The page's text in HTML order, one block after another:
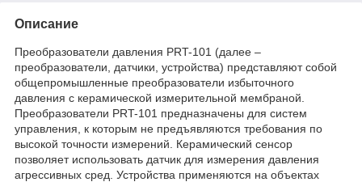
Описание
Преобразователи давления PRT-101 (далее –
преобразователи, датчики, устройства) представляют собой
общепромышленные преобразователи избыточного
давления с керамической измерительной мембраной.
Преобразователи PRT-101 предназначены для систем
управления, к которым не предъявляются требования по
высокой точности измерений. Керамический сенсор
позволяет использовать датчик для измерения давления
агрессивных сред. Устройства применяются на объектах